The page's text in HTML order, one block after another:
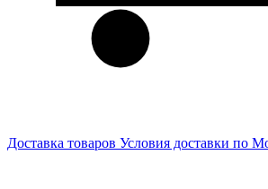
Доставка товаров Условия доставки по